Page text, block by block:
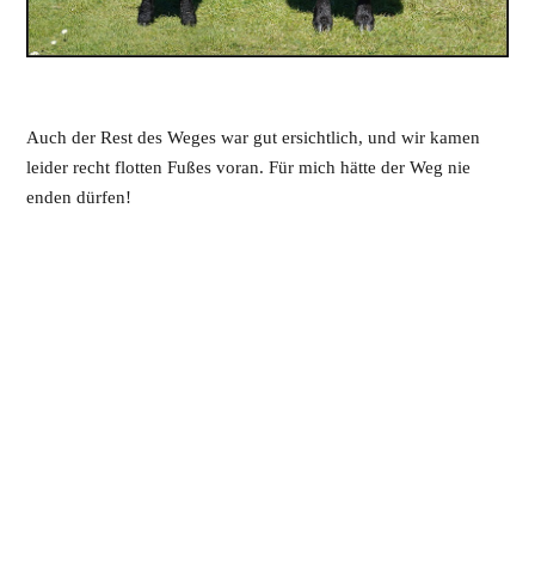
Auch der Rest des Weges war gut ersichtlich, und wir kamen
leider recht flotten Fußes voran. Für mich hätte der Weg nie
enden dürfen!